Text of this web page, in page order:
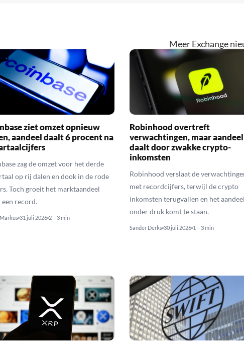
Meer Exchange
ziet omzet opnieuw
aandeel daalt 6 procent na
zag de omzet voor het derde
op rij dalen en dook in de rode
Toch groeit het marktaandeel
een record.
31 juli 2026 2 – 3 min
Robinhood overtreft
verwachtingen, maar aandeel
daalt door zwakke crypto-
inkomsten
Robinhood verslaat de
met recordcijfers, terwijl de crypto
inkomsten terugvallen en het aandeel
onder druk komt te staan.
Sander Derks 30 juli 2026 1 – 3 min